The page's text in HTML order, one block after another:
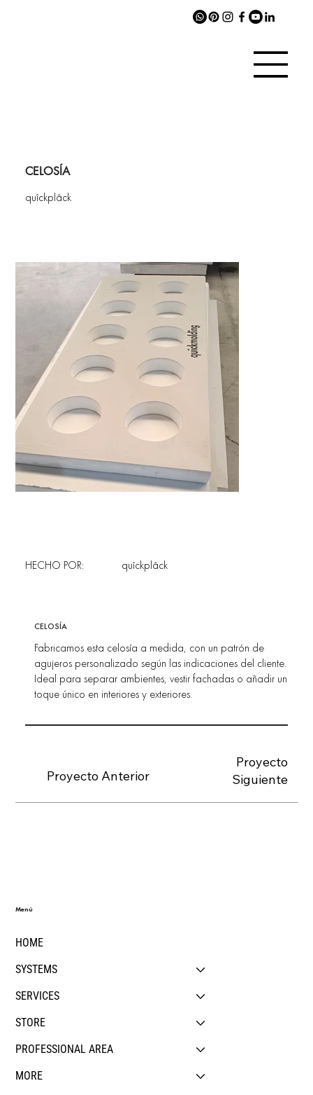
CELOSÍA
quîckplâck
Proyecto
Siguiente
Proyecto Anterior
quîckplâck
HECHO POR:
CELOSÍA
Fabricamos esta celosía a medida, con un patrón de
agujeros personalizado según las indicaciones del cliente.
Ideal para separar ambientes, vestir fachadas o añadir un
toque único en interiores y exteriores.
HOME
SYSTEMS
SERVICES
STORE
PROFESSIONAL AREA
MORE
Menú